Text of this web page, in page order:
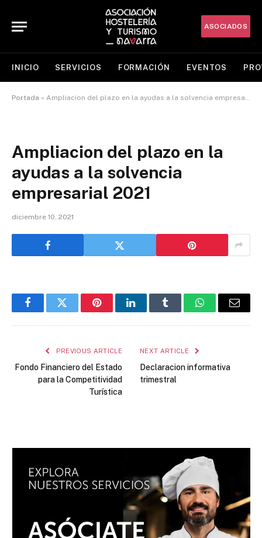
ASOCIADOS
INICIO SERVICIOS FORMACIÓN EVENTOS
Portada » Ampliacion del plazo en la ayudas a la solvencia empresarial 2021
Ampliacion del plazo en la
ayudas a la solvencia
empresarial 2021
diciembre 10, 2021
FacebookTwitter PinterestLinkedInTumblr WhatsAppEmail
PREVIOUS ARTICLE
Fondo Financiero del Estado
para la Competitividad
Turística
NEXT ARTICLE
Declaracion informativa
trimestral